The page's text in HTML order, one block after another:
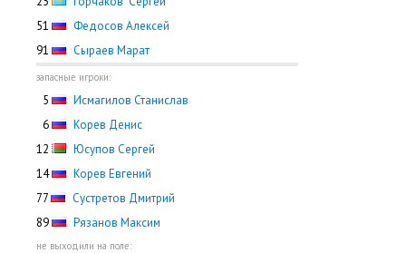
51
Федосов Алексей
91
Сыраев Марат
запасные игроки:
5
Исмагилов Станислав
6
Корев Денис
12
Юсупов Сергей
14
Корев Евгений
77
Сустретов Дмитрий
89
Рязанов Максим
не выходили на поле: